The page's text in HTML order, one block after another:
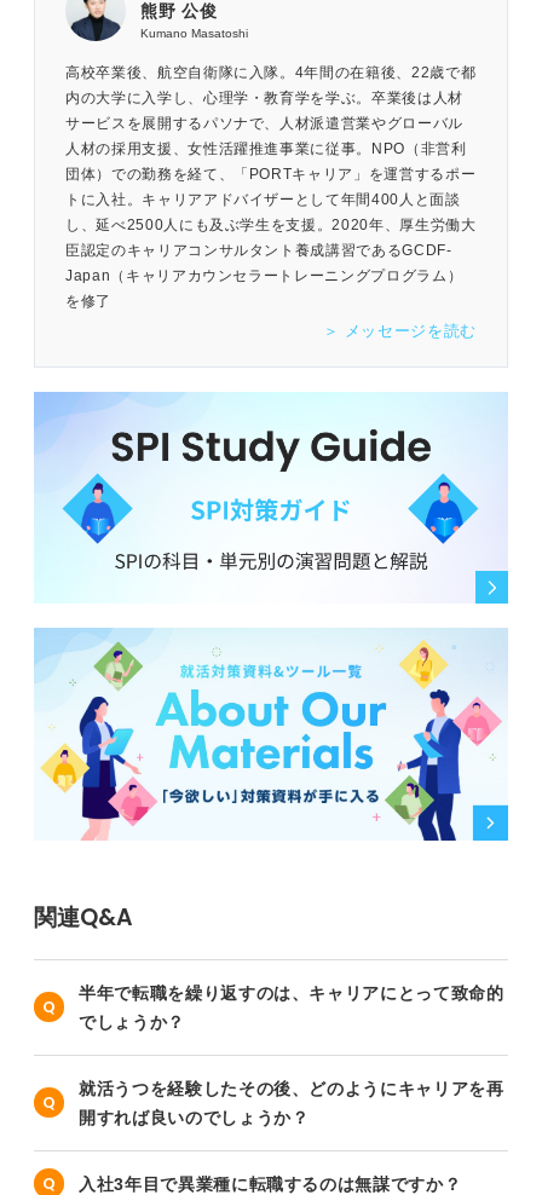
熊野 公俊
Kumano Masatoshi
高校卒業後、航空自衛隊に入隊。4年間の在籍後、22歳で都
内の大学に入学し、心理学・教育学を学ぶ。卒業後は人材
サービスを展開するパソナで、人材派遣営業やグローバル
人材の採用支援、女性活躍推進事業に従事。NPO（非営利
団体）での勤務を経て、「PORTキャリア」を運営するポー
トに入社。キャリアアドバイザーとして年間400人と面談
し、延べ2500人にも及ぶ学生を支援。2020年、厚生労働大
臣認定のキャリアコンサルタント養成講習であるGCDF-
Japan（キャリアカウンセラートレーニングプログラム）
を修了
＞ メッセージを読む
関連Q&A
半年で転職を繰り返すのは、キャリアにとって致命的
でしょうか？
就活うつを経験したその後、どのようにキャリアを再
開すれば良いのでしょうか？
入社3年目で異業種に転職するのは無謀ですか？